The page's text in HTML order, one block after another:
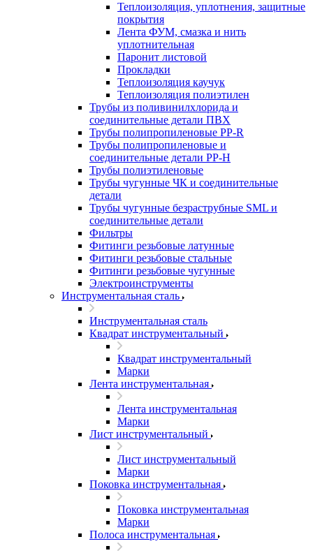
Теплоизоляция, уплотнения, защитные
покрытия
Лента ФУМ, смазка и нить
уплотнительная
Паронит листовой
Прокладки
Теплоизоляция каучук
Теплоизоляция полиэтилен
Трубы из поливинилхлорида и
соединительные детали ПВХ
Трубы полипропиленовые PP-R
Трубы полипропиленовые и
соединительные детали PP-H
Трубы полиэтиленовые
Трубы чугунные ЧК и соединительные
детали
Трубы чугунные безраструбные SML и
соединительные детали
Фильтры
Фитинги резьбовые латунные
Фитинги резьбовые стальные
Фитинги резьбовые чугунные
Электроинструменты
Инструментальная сталь
Инструментальная сталь
Квадрат инструментальный
Квадрат инструментальный
Марки
Лента инструментальная
Лента инструментальная
Марки
Лист инструментальный
Лист инструментальный
Марки
Поковка инструментальная
Поковка инструментальная
Марки
Полоса инструментальная